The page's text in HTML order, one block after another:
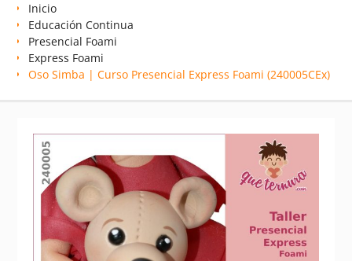
Inicio
Educación Continua
Presencial Foami
Express Foami
Oso Simba | Curso Presencial Express Foami (240005CEx)